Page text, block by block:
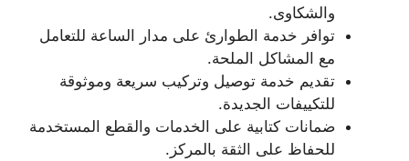
والشكاوى.
توافر خدمة الطوارئ على مدار الساعة للتعامل
مع المشاكل الملحة.
تقديم خدمة توصيل وتركيب سريعة وموثوقة
للتكييفات الجديدة.
ضمانات كتابية على الخدمات والقطع المستخدمة
للحفاظ على الثقة بالمركز.